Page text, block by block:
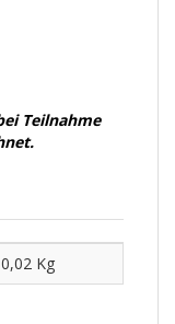
Teilnahme
0,02 Kg